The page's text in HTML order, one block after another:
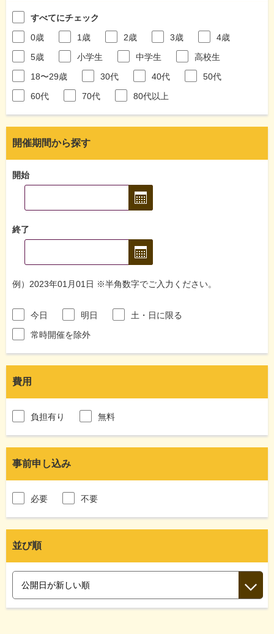
すべてにチェック
0歳
1歳 2歳 3歳
4歳
5歳
小学生 中学生
高校生
18〜29歳
30代 40代
50代
60代
70代 80代以上
開催期間から探す
開始
終了
例）2023年01月01日 ※半角数字でご入力ください。
今日 明日
土・日に限る
常時開催を除外
費用
負担有り 無料
事前申し込み
必要 不要
並び順